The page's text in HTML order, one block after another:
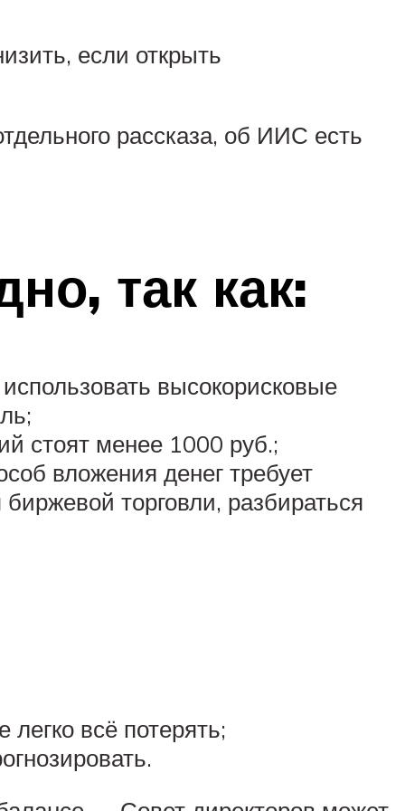
если открыть
рассказа, об ИИС есть
так как:
высокорисковые
стоят менее 1000 руб.;
вложения денег требует
торговли, разбираться
всё потерять;